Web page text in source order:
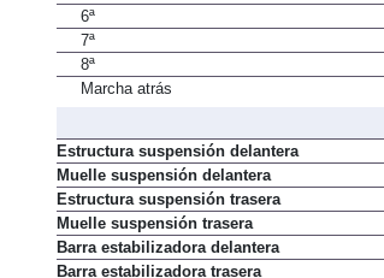
5ª
6ª
7ª
8ª
Estructura suspensión delantera
Muelle suspensión delantera
Estructura suspensión trasera
Muelle suspensión trasera
Barra estabilizadora delantera